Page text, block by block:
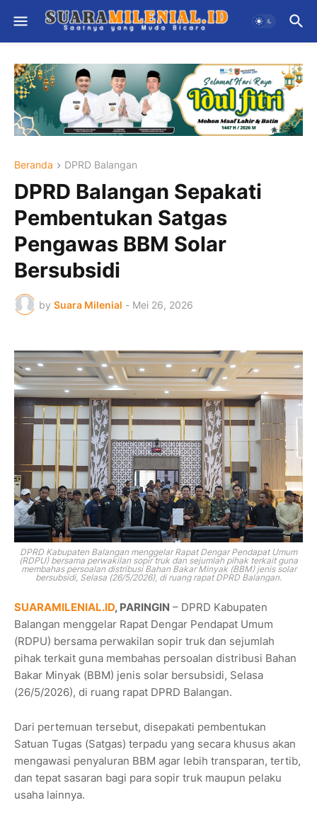
Beranda DPRD Balangan
DPRD Balangan Sepakati
Pembentukan Satgas
Pengawas BBM Solar
Bersubsidi
by Suara Milenial - Mei 26, 2026
DPRD Kabupaten Balangan menggelar Rapat Dengar Pendapat Umum
(RDPU) bersama perwakilan sopir truk dan sejumlah pihak terkait guna
membahas persoalan distribusi Bahan Bakar Minyak (BBM) jenis solar
bersubsidi, Selasa (26/5/2026), di ruang rapat DPRD Balangan.
SUARAMILENIAL.ID, PARINGIN – DPRD Kabupaten
Balangan menggelar Rapat Dengar Pendapat Umum
(RDPU) bersama perwakilan sopir truk dan sejumlah
pihak terkait guna membahas persoalan distribusi Bahan
Bakar Minyak (BBM) jenis solar bersubsidi, Selasa
(26/5/2026), di ruang rapat DPRD Balangan.
Dari pertemuan tersebut, disepakati pembentukan
Satuan Tugas (Satgas) terpadu yang secara khusus akan
mengawasi penyaluran BBM agar lebih transparan, tertib,
dan tepat sasaran bagi para sopir truk maupun pelaku
usaha lainnya.